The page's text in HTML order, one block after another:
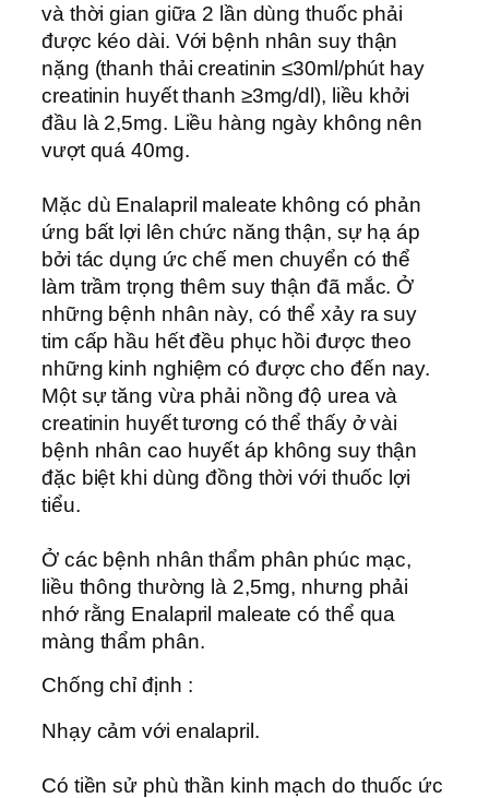
và thời gian giữa 2 lần dùng thuốc phải
được kéo dài. Với bệnh nhân suy thận
nặng (thanh thải creatinin ≤30ml/phút hay
creatinin huyết thanh ≥3mg/dl), liều khởi
đầu là 2,5mg. Liều hàng ngày không nên
vượt quá 40mg.
Mặc dù Enalapril maleate không có phản
ứng bất lợi lên chức năng thận, sự hạ áp
bởi tác dụng ức chế men chuyển có thể
làm trầm trọng thêm suy thận đã mắc. Ở
những bệnh nhân này, có thể xảy ra suy
tim cấp hầu hết đều phục hồi được theo
những kinh nghiệm có được cho đến nay.
Một sự tăng vừa phải nồng độ urea và
creatinin huyết tương có thể thấy ở vài
bệnh nhân cao huyết áp không suy thận
đặc biệt khi dùng đồng thời với thuốc lợi
tiểu.
Ở các bệnh nhân thẩm phân phúc mạc,
liều thông thường là 2,5mg, nhưng phải
nhớ rằng Enalapril maleate có thể qua
màng thẩm phân.
Chống chỉ định :
Nhạy cảm với enalapril.
Có tiền sử phù thần kinh mạch do thuốc ức